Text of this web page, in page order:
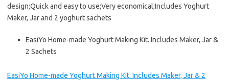
design;Quick and easy to use;Very economical;Includes Yoghurt
Maker, Jar and 2 yoghurt sachets
EasiYo Home-made Yoghurt Making Kit. Includes Maker, Jar &
2 Sachets
EasiYo Home-made Yoghurt Making Kit. Includes Maker, Jar & 2